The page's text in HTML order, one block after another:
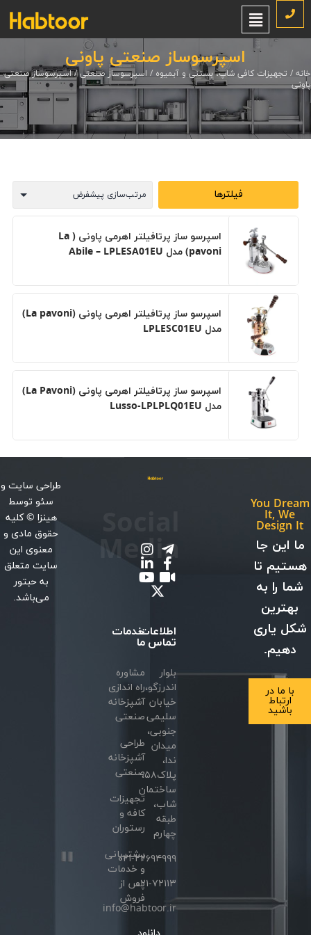
اسپرسوساز صنعتی پاونی
خانه / تجهیزات کافی شاپ، بستنی و آبمیوه /اسپرسوساز صنعتی/ اسپرسوساز صنعتی
پاونی
فیلترها
اسپرسو ساز پرتافیلتر اهرمی پاونی ( La
pavoni) مدل Abile – LPLESA01EU
اسپرسو ساز پرتافیلتر اهرمی پاونی (La pavoni)
مدل LPLESC01EU
اسپرسو ساز پرتافیلتر اهرمی پاونی (La Pavoni)
مدل Lusso-LPLPLQ01EU
You Dream
It, We
Design It
ما این جا
هستیم تا
شما را به
بهترین
شکل یاری
دهیم.
با ما در
ارتباط
باشید
اطلاعات
تماس
بلوار
اندرزگو،
خیابان
سلیمی
جنوبی،
میدان
ندا،
پلاک۵۸،
ساختمان
شاب،
طبقه
چهارم
۰۲۱-۲۲۶۹۴۹۹۹
۰۲۱-۷۲۱۱۳
info@habtoor.ir
Media
خدمات
ما
مشاوره
راه اندازی
آشپزخانه
صنعتی
طراحی
آشپزخانه
صنعتی
تجهیزات
کافه و
رستوران
پشتیبانی
و خدمات
پس از
فروش
طراحی سایتو
سئوتوسط
هینزا © کلیه
حقوق مادی و
معنوی این
سایت متعلق
به حبتور
می‌باشد.